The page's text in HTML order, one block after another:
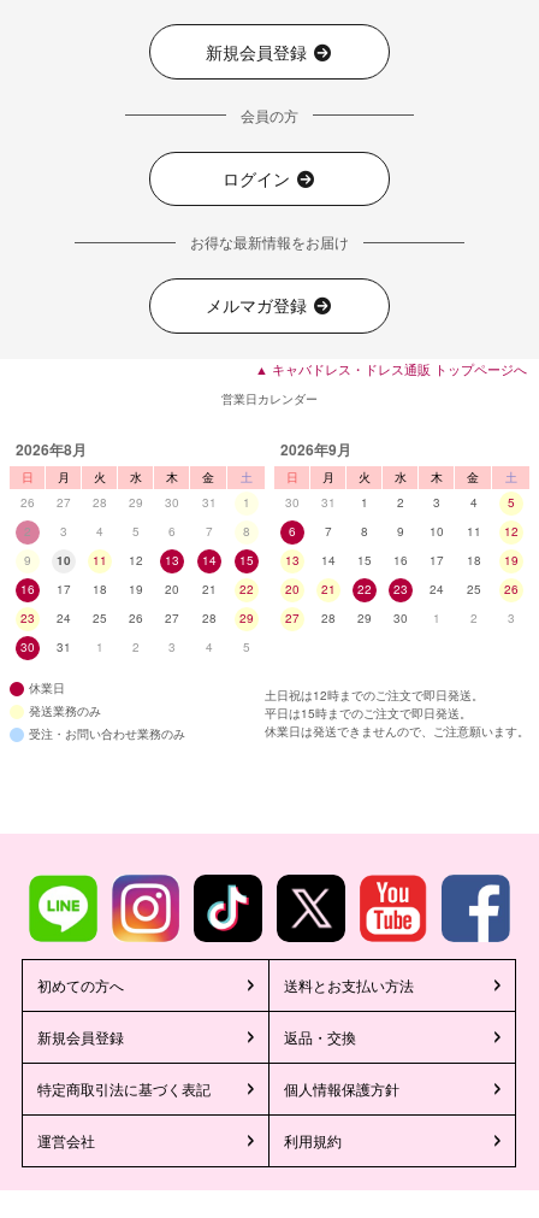
新規会員登録
会員の方
ログイン
お得な最新情報をお届け
メルマガ登録
▲ キャバドレス・ドレス通販 トップページへ
営業日カレンダー
2026年8月
日 月 火 水 木 金
土
26
27 28 29 30 31
1
2
3 4 5 6 7
8
9
10 11 12 13 14
15
16
17 18 19 20 21
22
23
24 25 26 27 28
29
30
31 1 2 3 4 5
2026年9月
日 月 火 水 木 金
土
30
31 1 2 3 4
5
6
7 8 9 10 11
12
13
14 15 16 17 18
19
20
21 22 23 24 25
26
27
28 29 30 1 2 3
休業日
発送業務のみ
受注・お問い合わせ業務のみ
土日祝は12時までのご注文で即日発送。
平日は15時までのご注文で即日発送。
休業日は発送できませんので、ご注意願います。
初めての方へ 送料とお支払い方法
新規会員登録 返品・交換
特定商取引法に基づく表記 個人情報保護方針
運営会社 利用規約